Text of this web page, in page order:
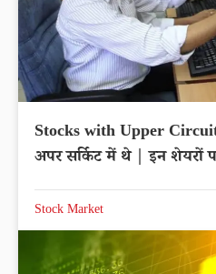
Stocks with Upper
अपर सर्किट में थे | इन शेयरों
Stock Market